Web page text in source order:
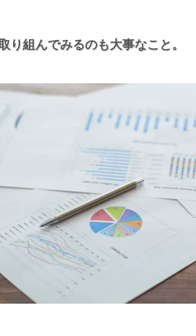
り組んでみるのも大事なこと。